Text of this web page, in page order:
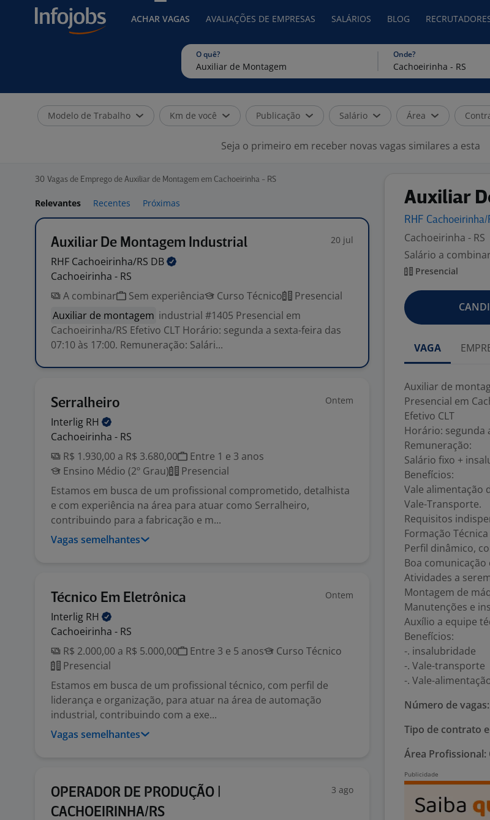
ACHAR VAGAS AVALIAÇÕES DE EMPRESAS SALÁRIOS BLOG
O quê? Onde?
Modelo de Trabalho Km de você Publicação Salário Área
Seja o primeiro em receber novas vagas similares a esta
30 Vagas de Emprego de Auxiliar de Montagem em Cachoeirinha - RS
Relevantes Recentes Próximas
Auxiliar De Montagem Industrial 20 jul
RHF Cachoeirinha/RS DB
Cachoeirinha - RS
A combinar
Sem experiência Curso Técnico
Presencial
Auxiliar de montagem industrial #1405 Presencial em
Cachoeirinha/RS Efetivo CLT Horário: segunda a sexta-feira das
07:10 às 17:00. Remuneração: Salári...
Serralheiro Ontem
Interlig RH
Cachoeirinha - RS
R$ 1.930,00 a R$ 3.680,00
Entre 1 e 3 anos
Ensino Médio (2º Grau)
Presencial
Estamos em busca de um profissional comprometido, detalhista
e com experiência na área para atuar como Serralheiro,
contribuindo para a fabricação e m...
Vagas semelhantes
Técnico Em Eletrônica Ontem
Interlig RH
Cachoeirinha - RS
R$ 2.000,00 a R$ 5.000,00
Entre 3 e 5 anos
Curso Técnico
Presencial
Estamos em busca de um profissional técnico, com perfil de
liderança e organização, para atuar na área de automação
industrial, contribuindo com a exe...
Vagas semelhantes
OPERADOR DE PRODUÇÃO |
CACHOEIRINHA/RS
3 ago
Auxiliar
RHF Cachoeirinha/
Cachoeirinha - RS
Salário a combinar
Presencial
VAGA
Auxiliar de
Presencial em
Efetivo CLT
Horário: segunda
Remuneração:
Salário fixo +
Benefícios:
Vale alimentação
Vale-Transporte.
Requisitos
Formação
Perfil dinâmico,
Boa
Atividades a
Montagem de
Manutenções e
Auxílio a equipe
Benefícios:
-. insalubridade
-. Vale-transporte
-. Vale-
Número de vagas:
Tipo de contrato
Área Profissional: